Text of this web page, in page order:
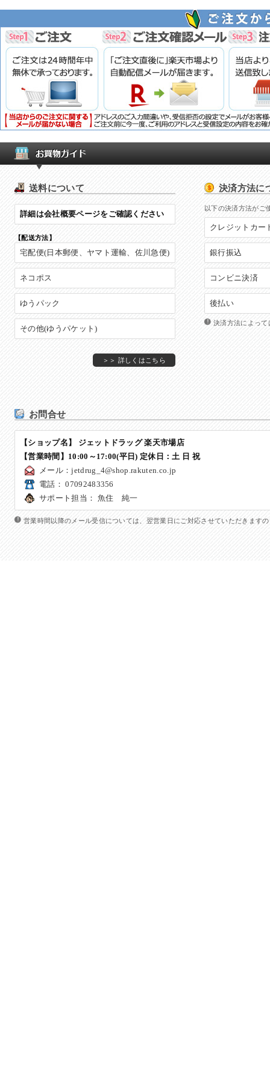
送料について
詳細は会社概要ページをご確認ください
【配送方法】
宅配便(日本郵便、ヤマト運輸、佐川急便)
ネコポス
ゆうパック
その他(ゆうパケット)
＞＞ 詳しくはこちら
決済方法に
以下の決済方法がご
クレジットカー
銀行振込
コンビニ決済
後払い
決済方法によっ
お問合せ
【ショップ名】 ジェットドラッグ 楽天市場店
【営業時間】10:00～17:00(平日) 定休日 ：土 日 祝
メール：jetdrug_4@shop.rakuten.co.jp
電話： 07092483356
サポート担当： 魚住 純一
営業時間以降のメール受信については、翌営業日にご対応させていただきます